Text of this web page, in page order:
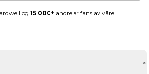
og 15 000+ andre er fans av våre
+